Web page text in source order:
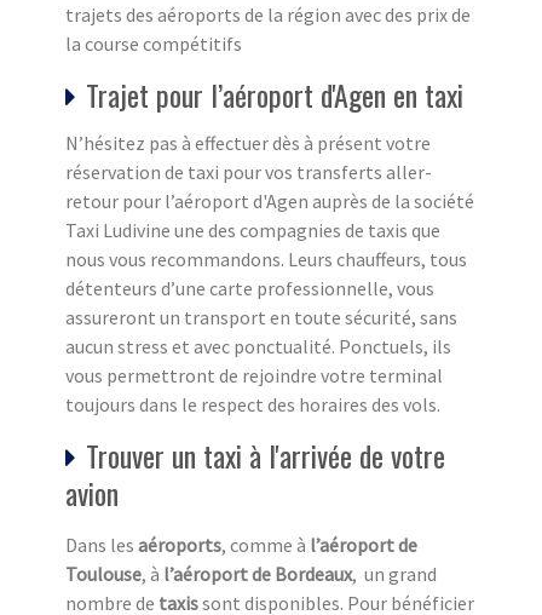
trajets des aéroports de la région avec des prix de
la course compétitifs
Trajet pour l’aéroport d'Agen en taxi
N’hésitez pas à effectuer dès à présent votre
réservation de taxi pour vos transferts aller-
retour pour l’aéroport d'Agen auprès de la société
Taxi Ludivine une des compagnies de taxis que
nous vous recommandons. Leurs chauffeurs, tous
détenteurs d’une carte professionnelle, vous
assureront un transport en toute sécurité, sans
aucun stress et avec ponctualité. Ponctuels, ils
vous permettront de rejoindre votre terminal
toujours dans le respect des horaires des vols.
Trouver un taxi à l'arrivée de votre
avion
Dans les aéroports, comme à l’aéroport de
Toulouse, à l’aéroport de Bordeaux, un grand
nombre de taxissont disponibles. Pour bénéficier